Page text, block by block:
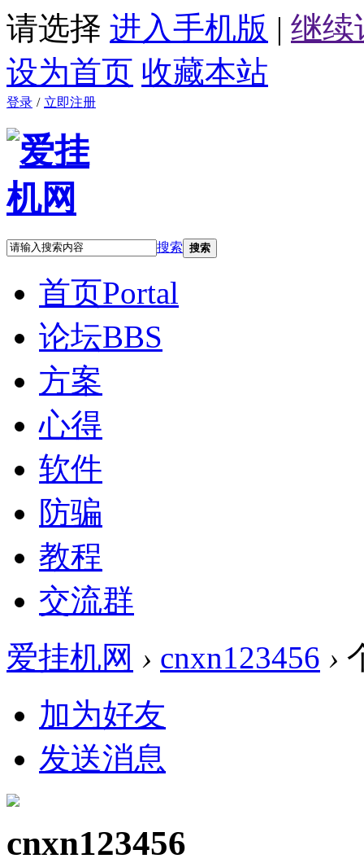
请选择 进入手机版 | 继续
设为首页 收藏本站
登录 / 立即注册
搜索 搜索
首页Portal
论坛BBS
方案
心得
软件
防骗
教程
交流群
爱挂机网 › cnxn123456 ›
加为好友
发送消息
cnxn123456